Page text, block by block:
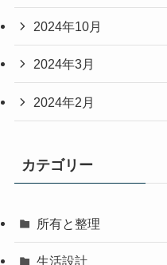
2024年10月
2024年3月
2024年2月
カテゴリー
所有と整理
生活設計